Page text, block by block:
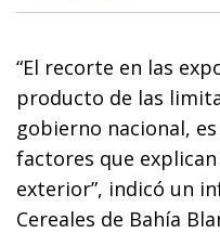
“El recorte en las
producto de las
gobierno nacional,
factores que
exterior”, indicó un
Cereales de Bahía